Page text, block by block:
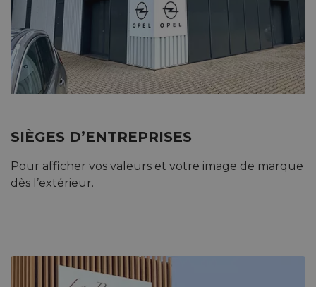
SIÈGES D’ENTREPRISES
Pour afficher vos valeurs et votre image de marque
dès l’extérieur.